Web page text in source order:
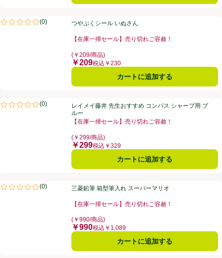
つやぷくシール いぬさん
(0)
評価は0件のレビューで5点中0.0点。
つやぷくシール いぬさん
【在庫一掃セール】売り切れご容赦！
(￥209/商品)
価格
￥209税込￥230
カートに追加する
レイメイ藤井 先生おすすめ コンパス シャープ用 ブルー
(0)
評価は0件のレビューで5点中0.0点。レイメイ藤井 先生おすすめ コンパス シャープ用 ブ
ルー
【在庫一掃セール】売り切れご容赦！
(￥299/商品)
価格
￥299税込￥329
カートに追加する
三菱鉛筆 箱型筆入れ スーパーマリオ
(0)
評価は0件のレビューで5点中0.0点。三菱鉛筆 箱型筆入れ スーパーマリオ
【在庫一掃セール】売り切れご容赦！
(￥990/商品)
価格
￥990税込￥1,089
カートに追加する